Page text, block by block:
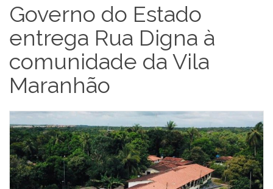
Governo do Estado
entrega Rua Digna à
comunidade da Vila
Maranhão